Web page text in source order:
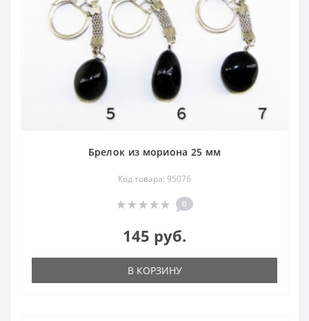
Брелок из мориона 25 мм
Код товара: 95076
0
145 руб.
В КОРЗИНУ